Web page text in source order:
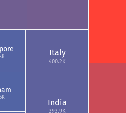
Italy
400.2K
India
393.9K